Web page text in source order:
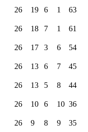
26 19 6 1 63
26 18 7 1 61
26 17 3 6 54
26 13 6 7 45
26 13 5 8 44
26 10 6 10 36
26 9 8 9 35